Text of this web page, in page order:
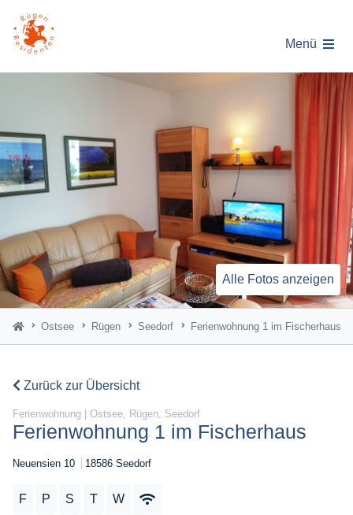
Menü
Alle Fotos anzeigen
Ostsee Rügen Seedorf Ferienwohnung 1 im Fischerhaus
Zurück zur Übersicht
Ferienwohnung | Ostsee, Rügen, Seedorf
Ferienwohnung 1 im Fischerhaus
Neuensien 10 18586 Seedorf
F P S T W